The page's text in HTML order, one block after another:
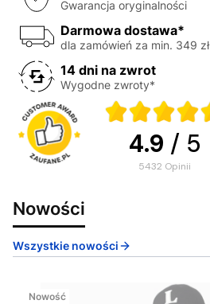
Gwarancja oryginalności
Darmowa dostawa*
dla zamówień za min. 349 zł
14 dni na zwrot
Wygodne zwroty*
4.9 / 5
5432 opinii
Nowości
Wszystkie nowości
Nowość